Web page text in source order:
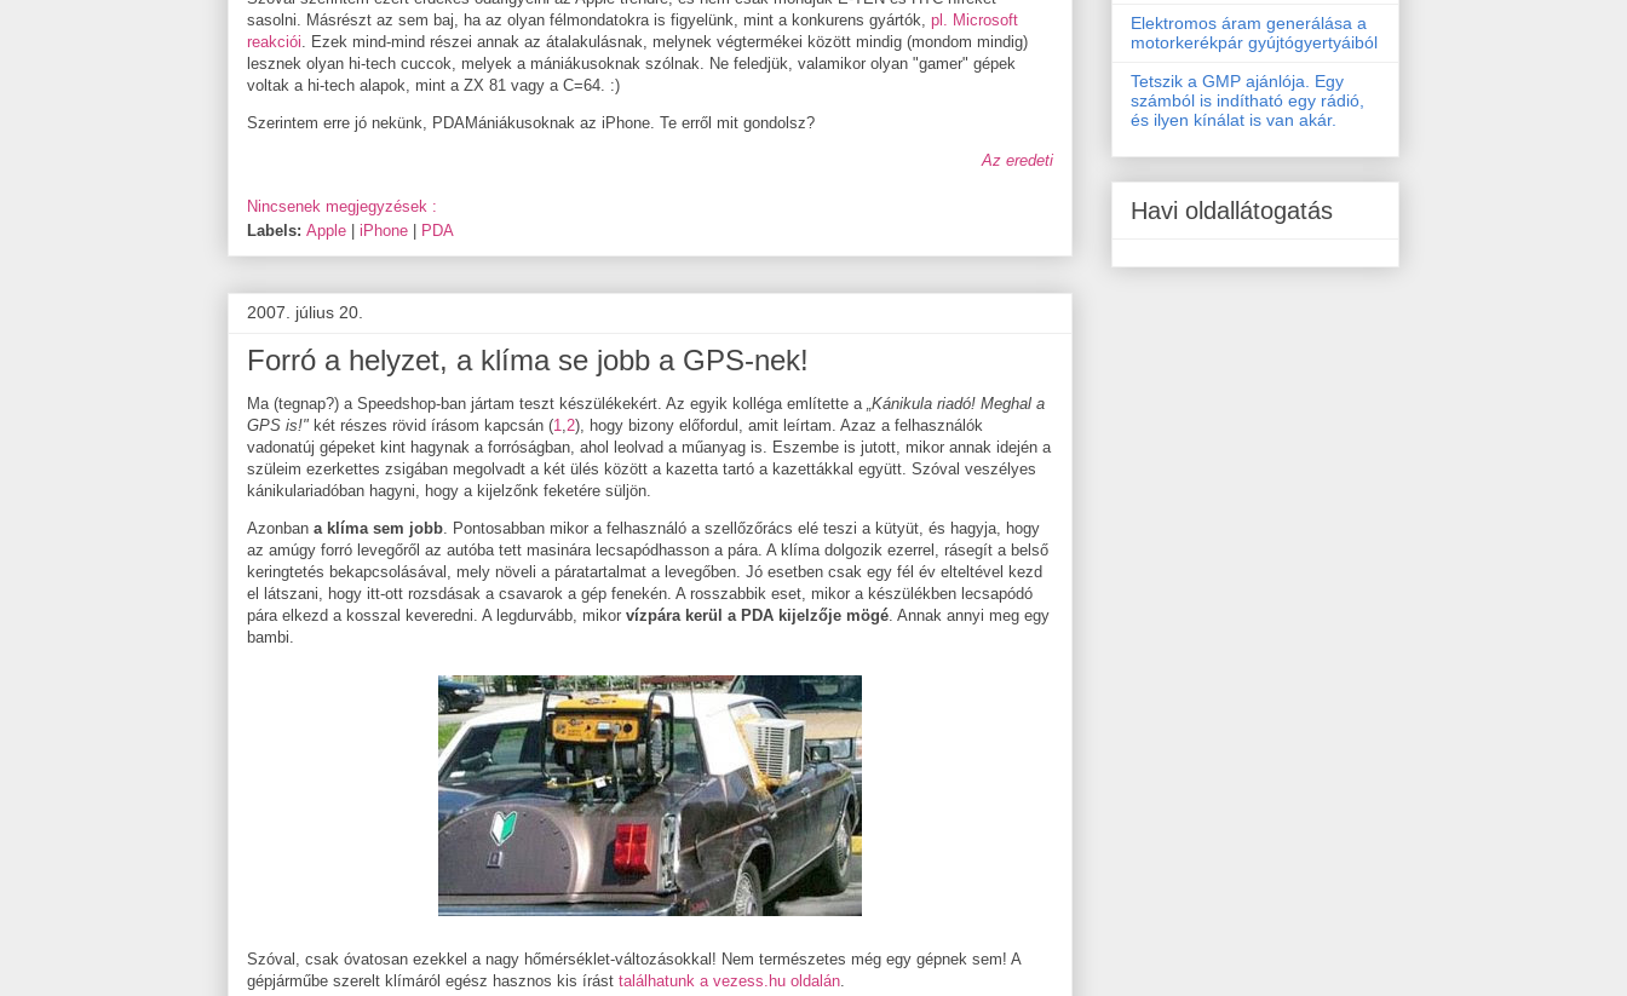
sasolni. Másrészt az sem baj, ha az olyan félmondatokra is figyelünk, mint a konkurens gyártók, pl. Microsoft
reakciói . Ezek mind-mind részei annak az átalakulásnak, melynek végtermékei között mindig (mondom mindig)
lesznek olyan hi-tech cuccok, melyek a mániákusoknak szólnak. Ne feledjük, valamikor olyan "gamer" gépek
voltak a hi-tech alapok, mint a ZX 81 vagy a C=64. :)
Szerintem erre jó nekünk, PDAMániákusoknak az iPhone. Te erről mit gondolsz?
Az eredeti
Nincsenek megjegyzések :
Labels: Apple iPhone PDA
2007. július 20.
Forró a helyzet, a klíma se jobb a GPS-nek!
Ma (tegnap?) a Speedshop-ban jártam teszt készülékekért. Az egyik kolléga említette a „Kánikula riadó! Meghal a
GPS is!" két részes rövid írásom kapcsán (1,2), hogy bizony előfordul, amit leírtam. Azaz a felhasználók
vadonatúj gépeket kint hagynak a forróságban, ahol leolvad a műanyag is. Eszembe is jutott, mikor annak idején a
szüleim ezerkettes zsigában megolvadt a két ülés között a kazetta tartó a kazettákkal együtt. Szóval veszélyes
kánikulariadóban hagyni, hogy a kijelzőnk feketére süljön.
Azonban a klíma sem jobb. Pontosabban mikor a felhasználó a szellőzőrács elé teszi a kütyüt, és hagyja, hogy
az amúgy forró levegőről az autóba tett masinára lecsapódhasson a pára. A klíma dolgozik ezerrel, rásegít a belső
keringtetés bekapcsolásával, mely növeli a páratartalmat a levegőben. Jó esetben csak egy fél év elteltével kezd
el látszani, hogy itt-ott rozsdásak a csavarok a gép fenekén. A rosszabbik eset, mikor a készülékben lecsapódó
pára elkezd a kosszal keveredni. A legdurvább, mikor vízpára kerül a PDA kijelzője mögé. Annak annyi meg egy
bambi.
Szóval, csak óvatosan ezekkel a nagy hőmérséklet-változásokkal! Nem természetes még egy gépnek sem! A
gépjárműbe szerelt klímáról egész hasznos kis írást találhatunk a vezess.hu oldalán.
Elektromos áram generálása a
motorkerékpár gyújtógyertyáiból
Tetszik a GMP ajánlója. Egy
számból is indítható egy rádió,
és ilyen kínálat is van akár.
Havi oldallátogatás